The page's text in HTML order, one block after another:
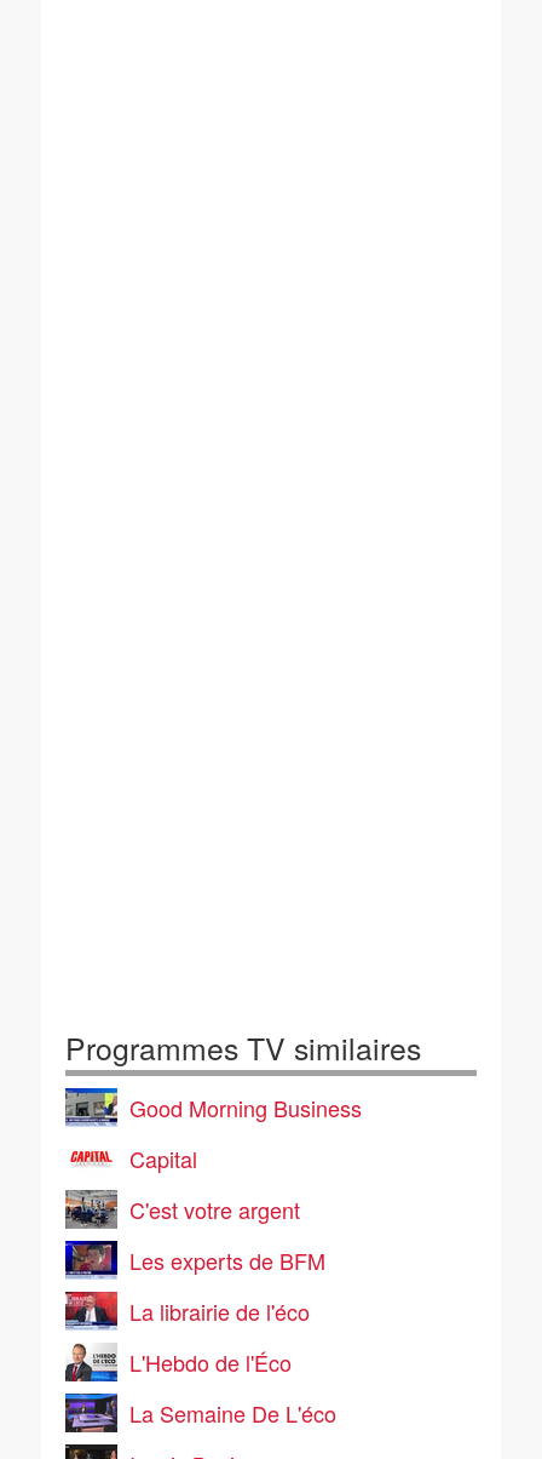
Programmes TV similaires
Good Morning Business
Capital
C'est votre argent
Les experts de BFM
La librairie de l'éco
L'Hebdo de l'Éco
La Semaine De L'éco